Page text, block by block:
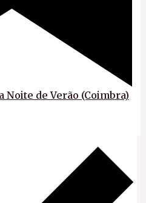
Noite de Verão (Coimbra)